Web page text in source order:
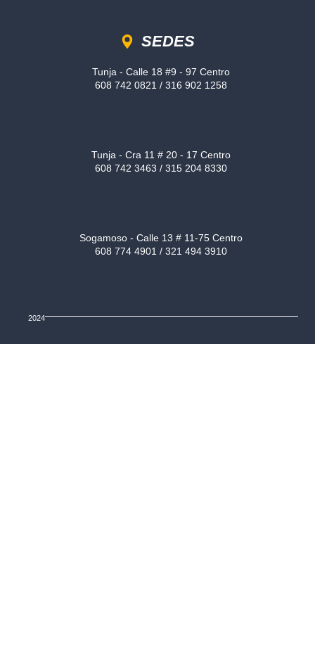
SEDES
Tunja - Calle 18 #9 - 97 Centro
608 742 0821 / 316 902 1258
Tunja - Cra 11 # 20 - 17 Centro
608 742 3463 / 315 204 8330
Sogamoso - Calle 13 # 11-75 Centro
608 774 4901 / 321 494 3910
2024